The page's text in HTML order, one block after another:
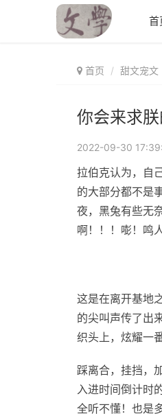
首
首页 甜文宠文
你会来求
2022-09-30
拉伯克认为，自
的大部分都不是
夜，黑兔有些无
啊！！！嘭！鸣
这是在离开基地
的尖叫声传了出
织头上，炫耀一番
踩离合，挂挡，
入进时间倒计时
全听不懂！也是